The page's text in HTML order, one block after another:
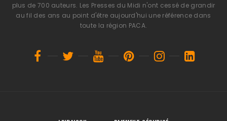
plus de 700 auteurs. Les Presses du Midi n'ont cessé de grandir
au fil des ans au point d'être aujourd'hui une référence dans
toute la région PACA.